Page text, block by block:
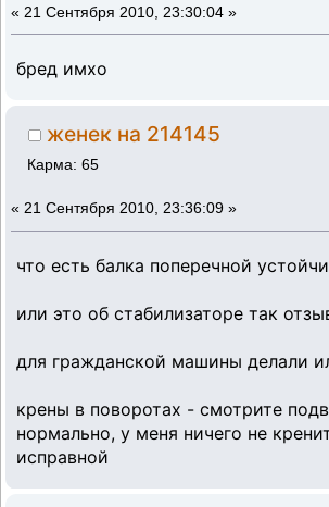
« 21 Сентября 2010, 23:30:04 »
бред имхо
женек на 214145
Карма: 65
« 21 Сентября 2010, 23:36:09 »
что есть балка поперечной
или это об стабилизаторе так
для гражданской машины делали
крены в поворотах - смотрите
нормально, у меня ничего не
исправной